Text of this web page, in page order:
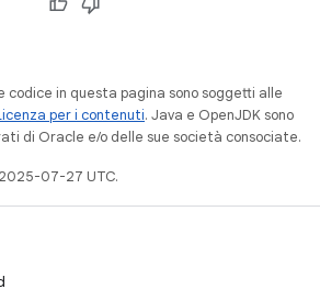
codice in questa pagina sono soggetti alle
per i contenuti. Java e OpenJDK sono
di Oracle e/o delle sue società consociate.
07-27 UTC.